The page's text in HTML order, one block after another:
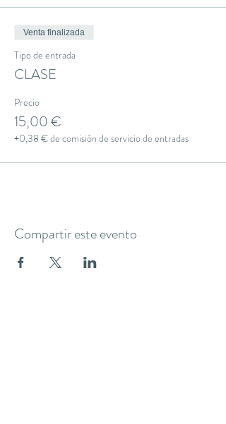
Venta finalizada
Tipo de entrada
CLASE
Precio
15,00 €
+0,38 € de comisión de servicio de entradas
Compartir este evento